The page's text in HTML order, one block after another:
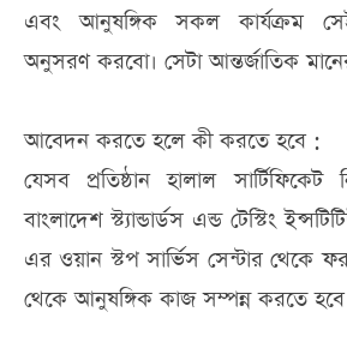
এবং আনুষঙ্গিক সকল কার্যক্রম সেই
অনুসরণ করবো। সেটা আন্তর্জাতিক
আবেদন করতে হলে কী করতে হবে :
যেসব প্রতিষ্ঠান হালাল
বাংলাদেশ স্ট্যান্ডার্ডস এন্ড টেস্টিং
এর ওয়ান স্টপ সার্ভিস সেন্টার থেকে
থেকে আনুষঙ্গিক কাজ সম্পন্ন করতে